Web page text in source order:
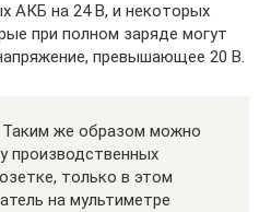
АКБ на 24 В, и некоторых
при полном заряде могут
превышающее 20 В.
Таким же образом можно
производственных
только в этом
на мультиметре